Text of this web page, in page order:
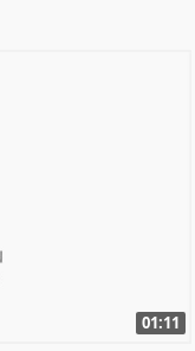
01:11